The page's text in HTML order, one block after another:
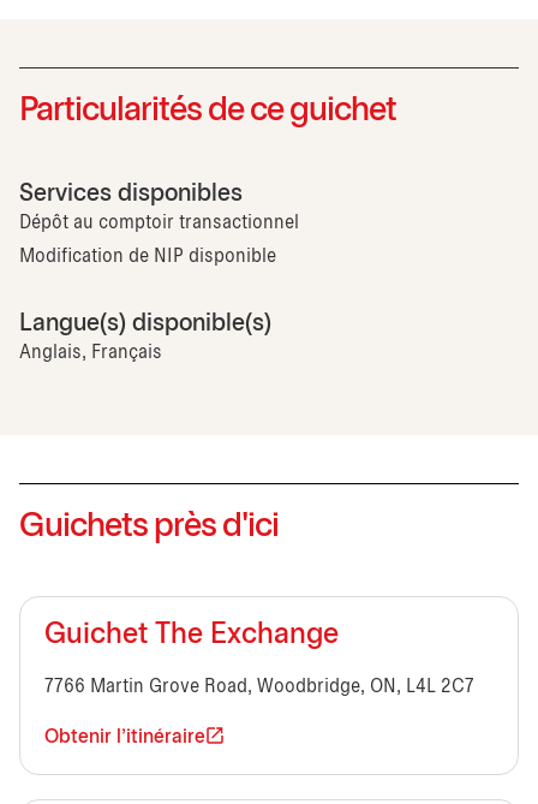
Particularités de ce guichet
Services disponibles
Dépôt au comptoir transactionnel
Modification de NIP disponible
Langue(s) disponible(s)
Anglais, Français
Guichets près d'ici
Guichet The Exchange
7766 Martin Grove Road, Woodbridge, ON, L4L 2C7
Obtenir l'itinéraire